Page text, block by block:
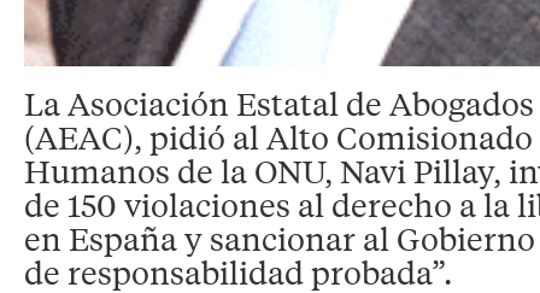
La Asociación Estatal de
(AEAC), pidió al Alto
Humanos de la ONU, Navi Pillay,
de 150 violaciones al derecho a la
en España y sancionar al
de responsabilidad probada”.